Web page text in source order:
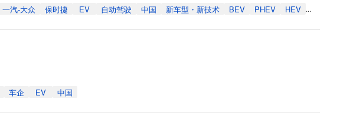
一汽-大众 保时捷 EV 自动驾驶 中国 新车型・新技术 BEV PHEV HEV ...
车企 EV 中国